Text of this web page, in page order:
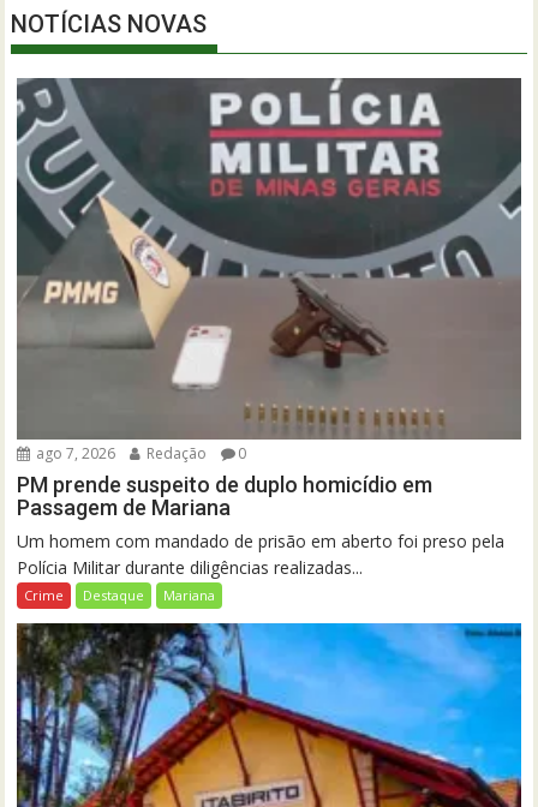
NOTÍCIAS NOVAS
ago 7, 2026 Redação 0
PM prende suspeito de duplo homicídio em
Passagem de Mariana
Um homem com mandado de prisão em aberto foi preso pela
Polícia Militar durante diligências realizadas...
Crime Destaque Mariana